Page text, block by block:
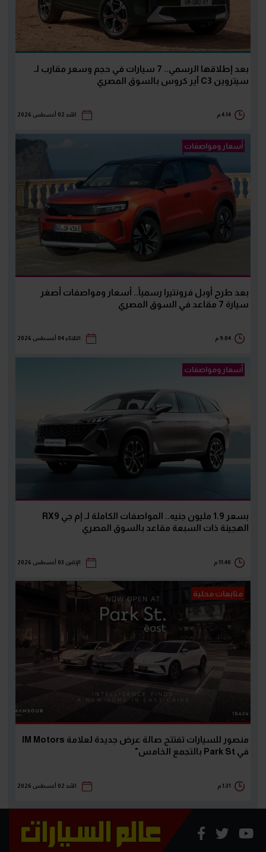
بعد إطلاقها الرسمي.. 7 سيارات في حجم وسعر مقارب لـ
سيتروين C3 آير كروس بالسوق المصري
4:14 م الأحد 02 أغسطس 2026
أسعار ومواصفات
بعد طرح أوبل فرونتيرا رسمياً.. أسعار ومواصفات أصغر
سيارة 7 مقاعد في السوق المصري
9:04 م الثلاثاء 04 أغسطس 2026
أسعار ومواصفات
بسعر 1.9 مليون جنيه.. المواصفات الكاملة لـ إم جي RX9
الهجينة ذات السبعة مقاعد بالسوق المصري
11:40 م الإثنين 03 أغسطس 2026
متابعات محلية
منصور للسيارات تفتتح صالة عرض جديدة لعلامة IM Motors
في Park St بالتجمع الخامس"
1:31 م الأحد 02 أغسطس 2026